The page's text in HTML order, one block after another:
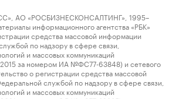
АО «РОСБИЗНЕСКОНСАЛТИНГ», 1995–
информационного агентства «РБК»
средства массовой информации
по надзору в сфере связи,
и массовых коммуникаций
за номером ИА №ФС77-63848) и сетевого
о регистрации средства массовой
службой по надзору в сфере связи,
и массовых коммуникаций